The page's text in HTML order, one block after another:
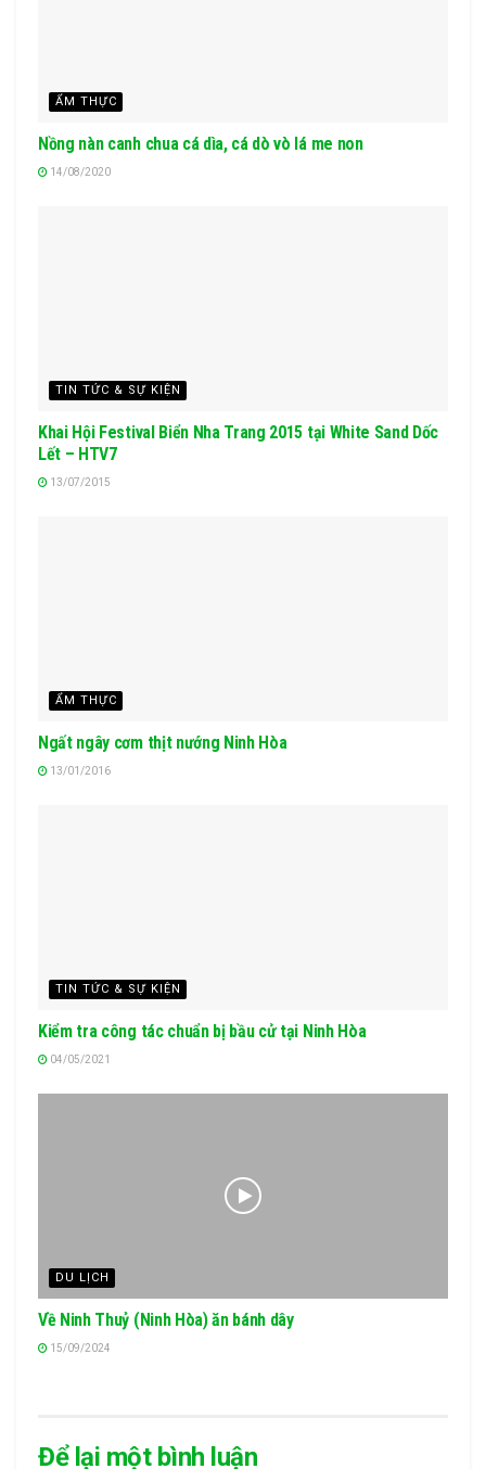
ẨM THỰC
Nồng nàn canh chua cá dìa, cá dò vò lá me non
14/08/2020
TIN TỨC & SỰ KIỆN
Khai Hội Festival Biển Nha Trang 2015 tại White Sand Dốc
Lết – HTV7
13/07/2015
ẨM THỰC
Ngất ngây cơm thịt nướng Ninh Hòa
13/01/2016
TIN TỨC & SỰ KIỆN
Kiểm tra công tác chuẩn bị bầu cử tại Ninh Hòa
04/05/2021
DU LỊCH
Về Ninh Thuỷ (Ninh Hòa) ăn bánh dây
15/09/2024
Để lại một bình luận